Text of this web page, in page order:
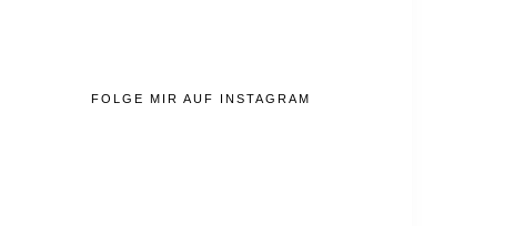
FOLGE MIR AUF INSTAGRAM